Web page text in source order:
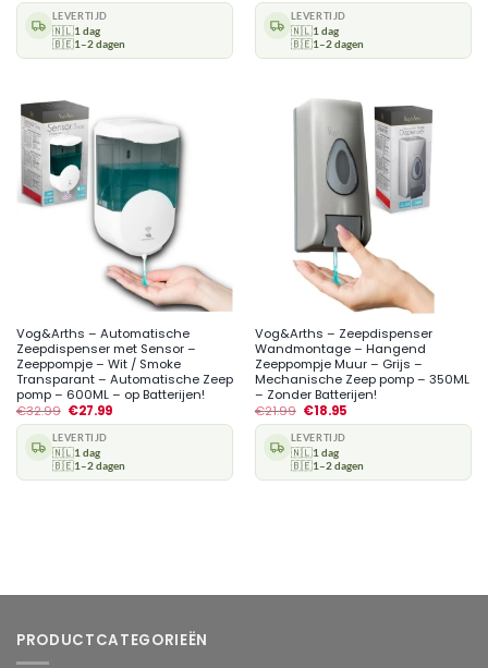
LEVERTIJD
🇳🇱1 dag
🇧🇪1–2 dagen
LEVERTIJD
🇳🇱1 dag
🇧🇪1–2 dagen
Vog&Arths – Automatische
Zeepdispenser met Sensor –
Zeeppompje – Wit / Smoke
Transparant – Automatische Zeep
pomp – 600ML – op Batterijen!
€32.99 €27.99
LEVERTIJD
🇳🇱1 dag
🇧🇪1–2 dagen
Vog&Arths – Zeepdispenser
Wandmontage – Hangend
Zeeppompje Muur – Grijs –
Mechanische Zeep pomp – 350ML
– Zonder Batterijen!
€21.99 €18.95
LEVERTIJD
🇳🇱1 dag
🇧🇪1–2 dagen
PRODUCTCATEGORIEËN